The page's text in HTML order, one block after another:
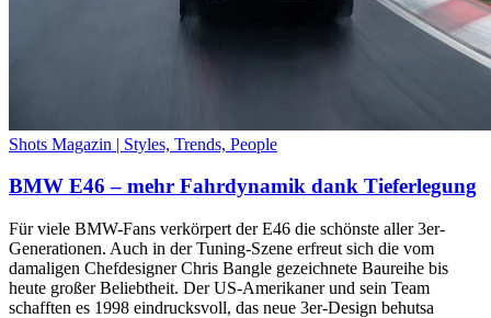
Shots Magazin | Styles, Trends, People
BMW E46 – mehr Fahrdynamik dank Tieferlegung
Für viele BMW-Fans verkörpert der E46 die schönste aller 3er-
Generationen. Auch in der Tuning-Szene erfreut sich die vom
damaligen Chefdesigner Chris Bangle gezeichnete Baureihe bis
heute großer Beliebtheit. Der US-Amerikaner und sein Team
schafften es 1998 eindrucksvoll, das neue 3er-Design behutsa